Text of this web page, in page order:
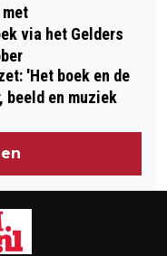
via het Gelders
'Het boek en de
beeld en muziek